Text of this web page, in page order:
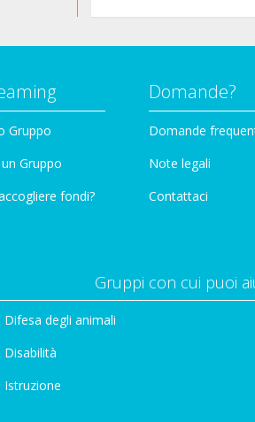
Gruppo
Gruppo
fondi?
Domande?
Domande
Note legali
Contattaci
Gruppi con cui puoi
Difesa degli animali
Disabilità
Istruzione